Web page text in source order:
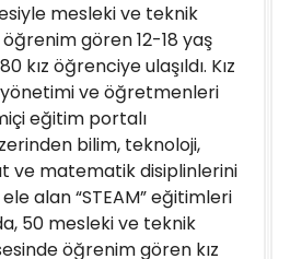
mesleki ve teknik
gören 12-18 yaş
kız öğrenciye ulaşıldı. Kız
ve öğretmenleri
eğitim portalı
bilim, teknoloji,
ve matematik disiplinlerini
alan “STEAM” eğitimleri
50 mesleki ve teknik
öğrenim gören kız